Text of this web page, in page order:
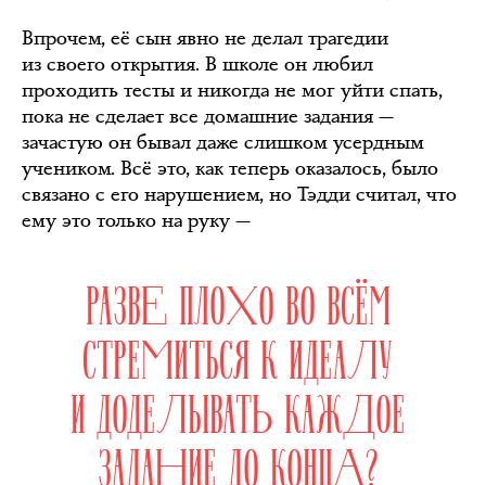
Впрочем, её сын явно не делал трагедии
из своего открытия. В школе он любил
проходить тесты и никогда не мог уйти спать,
пока не сделает все домашние задания —
зачастую он бывал даже слишком усердным
учеником. Всё это, как теперь оказалось, было
связано с его нарушением, но Тэдди считал, что
ему это только на руку —
РАЗВЕ ПЛОХО ВО ВСЁМ
СТРЕМИТЬСЯ К ИДЕАЛУ
И ДОДЕЛЫВАТЬ КАЖДОЕ
ЗАДАНИЕ ДО КОНЦА?